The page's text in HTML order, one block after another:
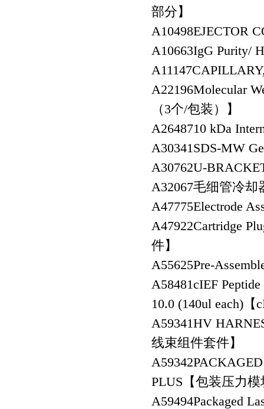
部分】
A10498EJECTOR
A10663IgG Purity/
A11147
A22196Molecular
（3个/包装）】
A2648710 kDa
A30341SDS-MW
A30762U-
A32067毛细管冷却
A47775Electrode
A47922Cartridge
件】
A55625Pre-
A58481cIEF
10.0 (140ul each)
A59341HV
线束组件套件】
A59342
PLUS【包装压力
A59494Packaged